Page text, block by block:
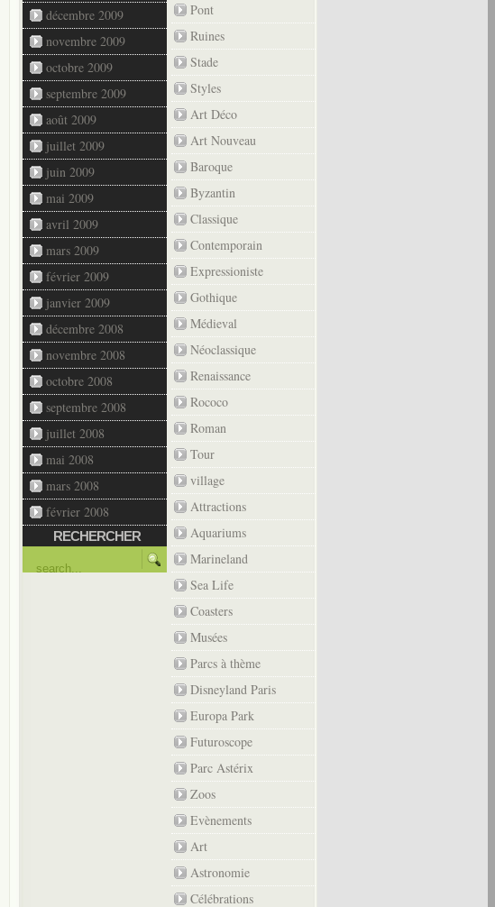
décembre 2009
novembre 2009
octobre 2009
septembre 2009
août 2009
juillet 2009
juin 2009
mai 2009
avril 2009
mars 2009
février 2009
janvier 2009
décembre 2008
novembre 2008
octobre 2008
septembre 2008
juillet 2008
mai 2008
mars 2008
février 2008
RECHERCHER
Pont
Ruines
Stade
Styles
Art Déco
Art Nouveau
Baroque
Byzantin
Classique
Contemporain
Expressioniste
Gothique
Médieval
Néoclassique
Renaissance
Rococo
Roman
Tour
village
Attractions
Aquariums
Marineland
Sea Life
Coasters
Musées
Parcs à thème
Disneyland Paris
Europa Park
Futuroscope
Parc Astérix
Zoos
Evènements
Art
Astronomie
Célébrations